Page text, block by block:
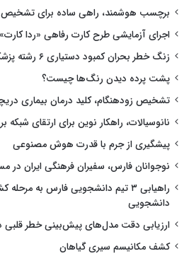
برچسب هوشمند، راهی ساده برای تشخیص
اجرای آزمایشی طرح کارت رفاهی «ردا
زنگ خطر بحران کمبود دستیاری ۶ رشته پزشکی
پشت پرده دیدن رنگ‌ها چیست؟
تشخیص زودهنگام، کلید درمان بیماری
نانوسیالات، راهکار نوین برای ارتقای شبکه
پیشگیری از جرم با قدرت هوش مصنوعی
نوجوانان فارس، سفیران فرهنگی ایران در
راهیابی ۳ تیم دانشجویی فارس به
دانشجویی
ارزیابی دقت مدل‌های پیش‌بینی خطر قلبی
کشف مکانیسم سیری گیاهان